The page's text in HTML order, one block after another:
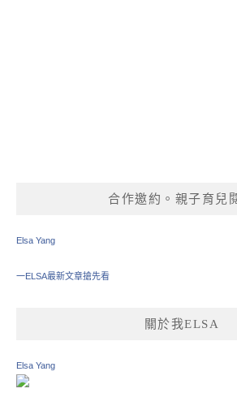
合作邀約。親子育兒
Elsa Yang
一ELSA最新文章搶先看
關於我ELSA
Elsa Yang